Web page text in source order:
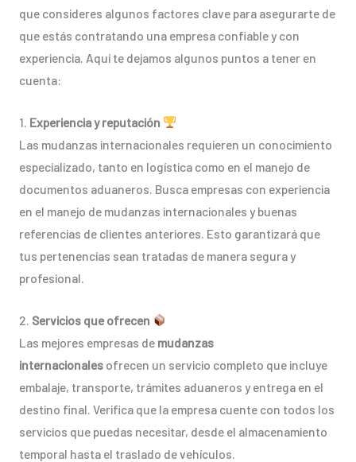
que consideres algunos factores clave para asegurarte de
que estás contratando una empresa confiable y con
experiencia. Aquí te dejamos algunos puntos a tener en
cuenta:
1. Experiencia y reputación
Las mudanzas internacionales requieren un conocimiento
especializado, tanto en logística como en el manejo de
documentos aduaneros. Busca empresas con experiencia
en el manejo de mudanzas internacionales y buenas
referencias de clientes anteriores. Esto garantizará que
tus pertenencias sean tratadas de manera segura y
profesional.
2. Servicios que ofrecen
Las mejores empresas de mudanzas
internacionalesofrecen un servicio completo que incluye
embalaje, transporte, trámites aduaneros y entrega en el
destino final. Verifica que la empresa cuente con todos los
servicios que puedas necesitar, desde el almacenamiento
temporal hasta el traslado de vehículos.